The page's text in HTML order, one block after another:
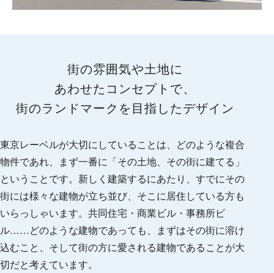
街の雰囲気や土地に
あわせたコンセプトで、
街のランドマークを目指したデザイン
東京レーベルが大切にしていることは、どのような複合
物件であれ、まず一番に「その土地、その街に建てる」
ということです。新しく建築するにあたり、すでにその
街には様々な建物が立ち並び、そこに居住している方も
いらっしゃいます。共同住宅・商業ビル・事務所ビ
ル……どのような建物であっても、まずはその街に溶け
込むこと、そして街の方に愛される建物であることが大
切だと考えています。